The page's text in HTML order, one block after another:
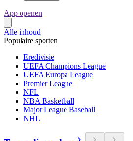
App openen
Alle inhoud
Populaire sporten
Eredivisie
UEFA Champions League
UEFA Europa League
Premier League
NFL
NBA Basketball
Major League Baseball
NHL